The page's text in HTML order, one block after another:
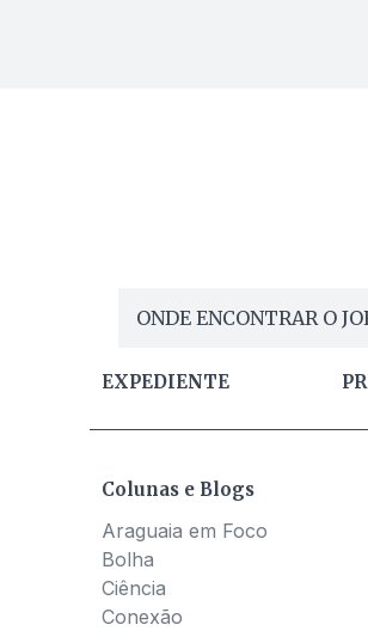
ONDE ENCONTRAR O
EXPEDIENTE
Colunas e Blogs
Araguaia em Foco
Bolha
Ciência
Conexão